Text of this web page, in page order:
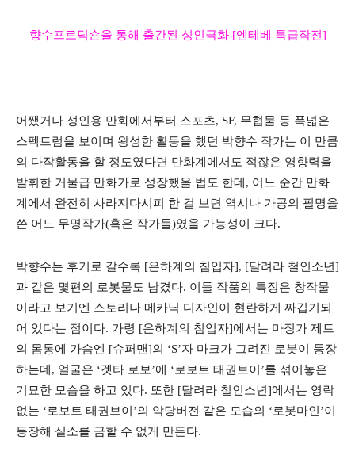
향수프로덕숀을 통해 출간된 성인극화 [엔테베 특급작전]
어쨌거나 성인용 만화에서부터 스포츠, SF, 무협물 등 폭넓은
스펙트럼을 보이며 왕성한 활동을 했던 박향수 작가는 이 만큼
의 다작활동을 할 정도였다면 만화계에서도 적잖은 영향력을
발휘한 거물급 만화가로 성장했을 법도 한데, 어느 순간 만화
계에서 완전히 사라지다시피 한 걸 보면 역시나 가공의 필명을
쓴 어느 무명작가(혹은 작가들)였을 가능성이 크다.
박향수는 후기로 갈수록 [은하계의 침입자], [달려라 철인소년]
과 같은 몇편의 로봇물도 남겼다. 이들 작품의 특징은 창작물
이라고 보기엔 스토리나 메카닉 디자인이 현란하게 짜깁기되
어 있다는 점이다. 가령 [은하계의 침입자]에서는 마징가 제트
의 몸통에 가슴엔 [슈퍼맨]의 ‘S’자 마크가 그려진 로봇이 등장
하는데, 얼굴은 ‘겟타 로보’에 ‘로보트 태권브이’를 섞어놓은
기묘한 모습을 하고 있다. 또한 [달려라 철인소년]에서는 영락
없는 ‘로보트 태권브이’의 악당버전 같은 모습의 ‘로봇마인’이
등장해 실소를 금할 수 없게 만든다.